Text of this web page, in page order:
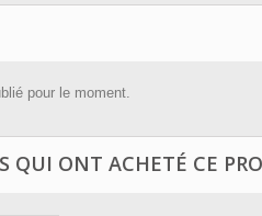
pour le moment.
QUI ONT ACHETÉ CE